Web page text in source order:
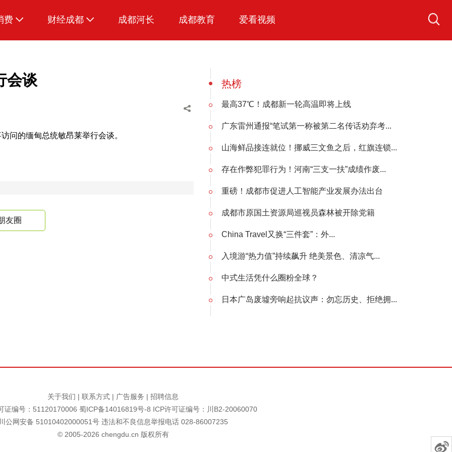
费 财经成都 成都河长 成都教育 爱看视频
会谈
问的缅甸总统敏昂莱举行会谈。
友圈
热榜
最高37℃！成都新一轮高温即将上线
广东雷州通报“笔试第一称被第二名传话劝弃考...
山海鲜品接连就位！挪威三文鱼之后，红旗连锁...
存在作弊犯罪行为！河南“三支一扶”成绩作废...
重磅！成都市促进人工智能产业发展办法出台
成都市原国土资源局巡视员森林被开除党籍
China Travel又换“三件套”：外...
入境游“热力值”持续飙升 绝美景色、清凉气...
中式生活凭什么圈粉全球？
日本广岛废墟旁响起抗议声：勿忘历史、拒绝拥...
关于我们 | 联系方式 | 广告服务 | 招聘信息
证编号：51120170006 蜀ICP备14016819号-8 ICP许可证编号：川B2-20060070
川公网安备 51010402000051号 违法和不良信息举报电话 028-86007235
© 2005-2026 chengdu.cn 版权所有